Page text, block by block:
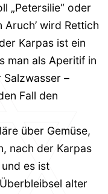
„Petersilie“ oder
Aruch’ wird Rettich
Karpas ist ein
man als Aperitif in
Salzwasser –
Fall den
über Gemüse,
nach der Karpas
es ist
alter